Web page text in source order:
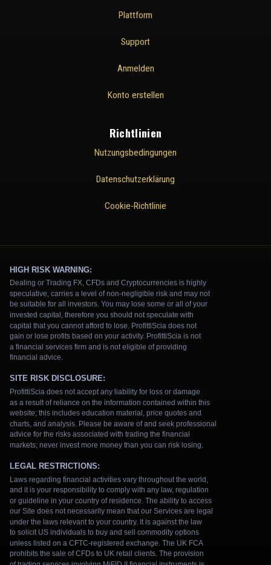
Plattform
Support
Anmelden
Konto erstellen
Richtlinien
Nutzungsbedingungen
Datenschutzerklärung
Cookie-Richtlinie